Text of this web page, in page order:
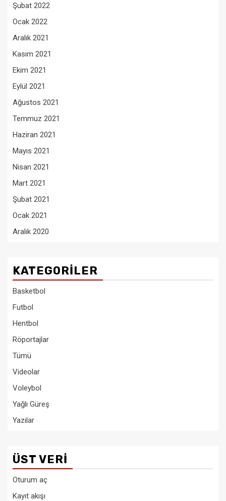
Şubat 2022
Ocak 2022
Aralık 2021
Kasım 2021
Ekim 2021
Eylül 2021
Ağustos 2021
Temmuz 2021
Haziran 2021
Mayıs 2021
Nisan 2021
Mart 2021
Şubat 2021
Ocak 2021
Aralık 2020
KATEGORILER
Basketbol
Futbol
Hentbol
Röportajlar
Tümü
Videolar
Voleybol
Yağlı Güreş
Yazılar
ÜST VERI
Oturum aç
Kayıt akışı